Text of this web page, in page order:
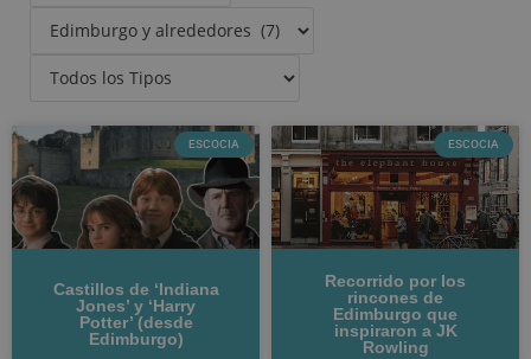
ESCOCIA
Castillos de ‘Indiana
Jones’ y ‘Harry
Potter’ (desde
Edimburgo)
ESCOCIA
Recorrido por los
rincones de
Edimburgo que
inspiraron a JK
Rowling